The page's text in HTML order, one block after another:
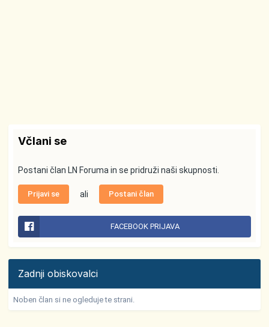
Včlani se
Postani član LN Foruma in se pridruži naši skupnosti.
Prijavi se ali Postani član
FACEBOOK PRIJAVA
Zadnji obiskovalci
Noben član si ne ogleduje te strani.